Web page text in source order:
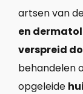
artsen van
en
verspreid
behandelen
opgeleide